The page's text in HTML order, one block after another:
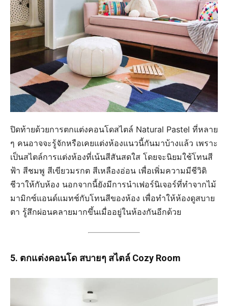
ปิดท้ายด้วยการตกแต่งคอนโดสไตล์ Natural Pastel ที่หลาย
ๆ คนอาจจะรู้จักหรือเคยแต่งห้องแนวนี้กันมาบ้างแล้ว เพราะ
เป็นสไตล์การแต่งห้องที่เน้นสีสันสดใส โดยจะนิยมใช้โทนสี
ฟ้า สีชมพู สีเขียวมรกต สีเหลืองอ่อน เพื่อเพิ่มความมีชีวิติ
ชีวาให้กับห้อง นอกจากนี้ยังมีการนำเฟอร์นิเจอร์ที่ทำจากไม้
มามิกซ์แอนด์แมทช์กับโทนสีของห้อง เพื่อทำให้ห้องดูสบาย
ตา รู้สึกผ่อนคลายมากขึ้นเมื่ออยู่ในห้องกันอีกด้วย
5. ตกแต่งคอนโด สบายๆ สไตล์ Cozy Room